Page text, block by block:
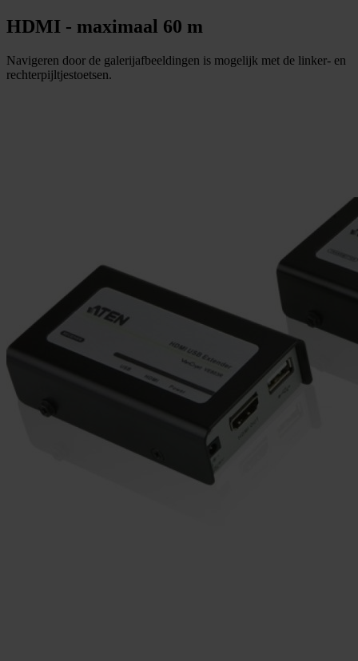
HDMI - maximaal 60 m
Navigeren door de galerijafbeeldingen is mogelijk met de linker- en
rechterpijltjestoetsen.